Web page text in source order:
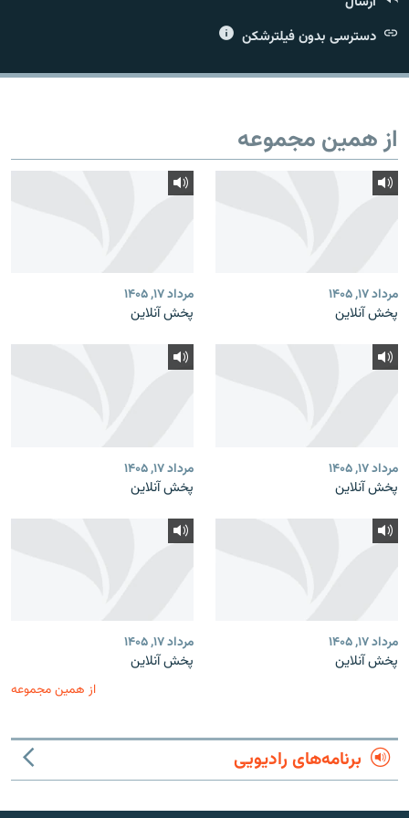
دسترسی بدون فیلترشکن
از همین مجموعه
مرداد ۱۷, ۱۴۰۵
پخش آنلاین
مرداد ۱۷, ۱۴۰۵
پخش آنلاین
مرداد ۱۷, ۱۴۰۵
پخش آنلاین
مرداد ۱۷, ۱۴۰۵
پخش آنلاین
مرداد ۱۷, ۱۴۰۵
پخش آنلاین
مرداد ۱۷, ۱۴۰۵
پخش آنلاین
از همین مجموعه
برنامه‌های رادیویی